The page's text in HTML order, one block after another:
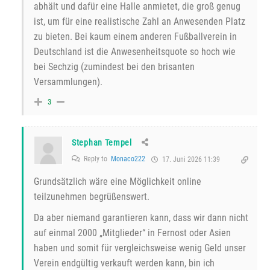
abhält und dafür eine Halle anmietet, die groß genug
ist, um für eine realistische Zahl an Anwesenden Platz
zu bieten. Bei kaum einem anderen Fußballverein in
Deutschland ist die Anwesenheitsquote so hoch wie
bei Sechzig (zumindest bei den brisanten
Versammlungen).
3
Stephan Tempel
Reply to Monaco222 17. Juni 2026 11:39
Grundsätzlich wäre eine Möglichkeit online
teilzunehmen begrüßenswert.
Da aber niemand garantieren kann, dass wir dann nicht
auf einmal 2000 „Mitglieder“ in Fernost oder Asien
haben und somit für vergleichsweise wenig Geld unser
Verein endgültig verkauft werden kann, bin ich